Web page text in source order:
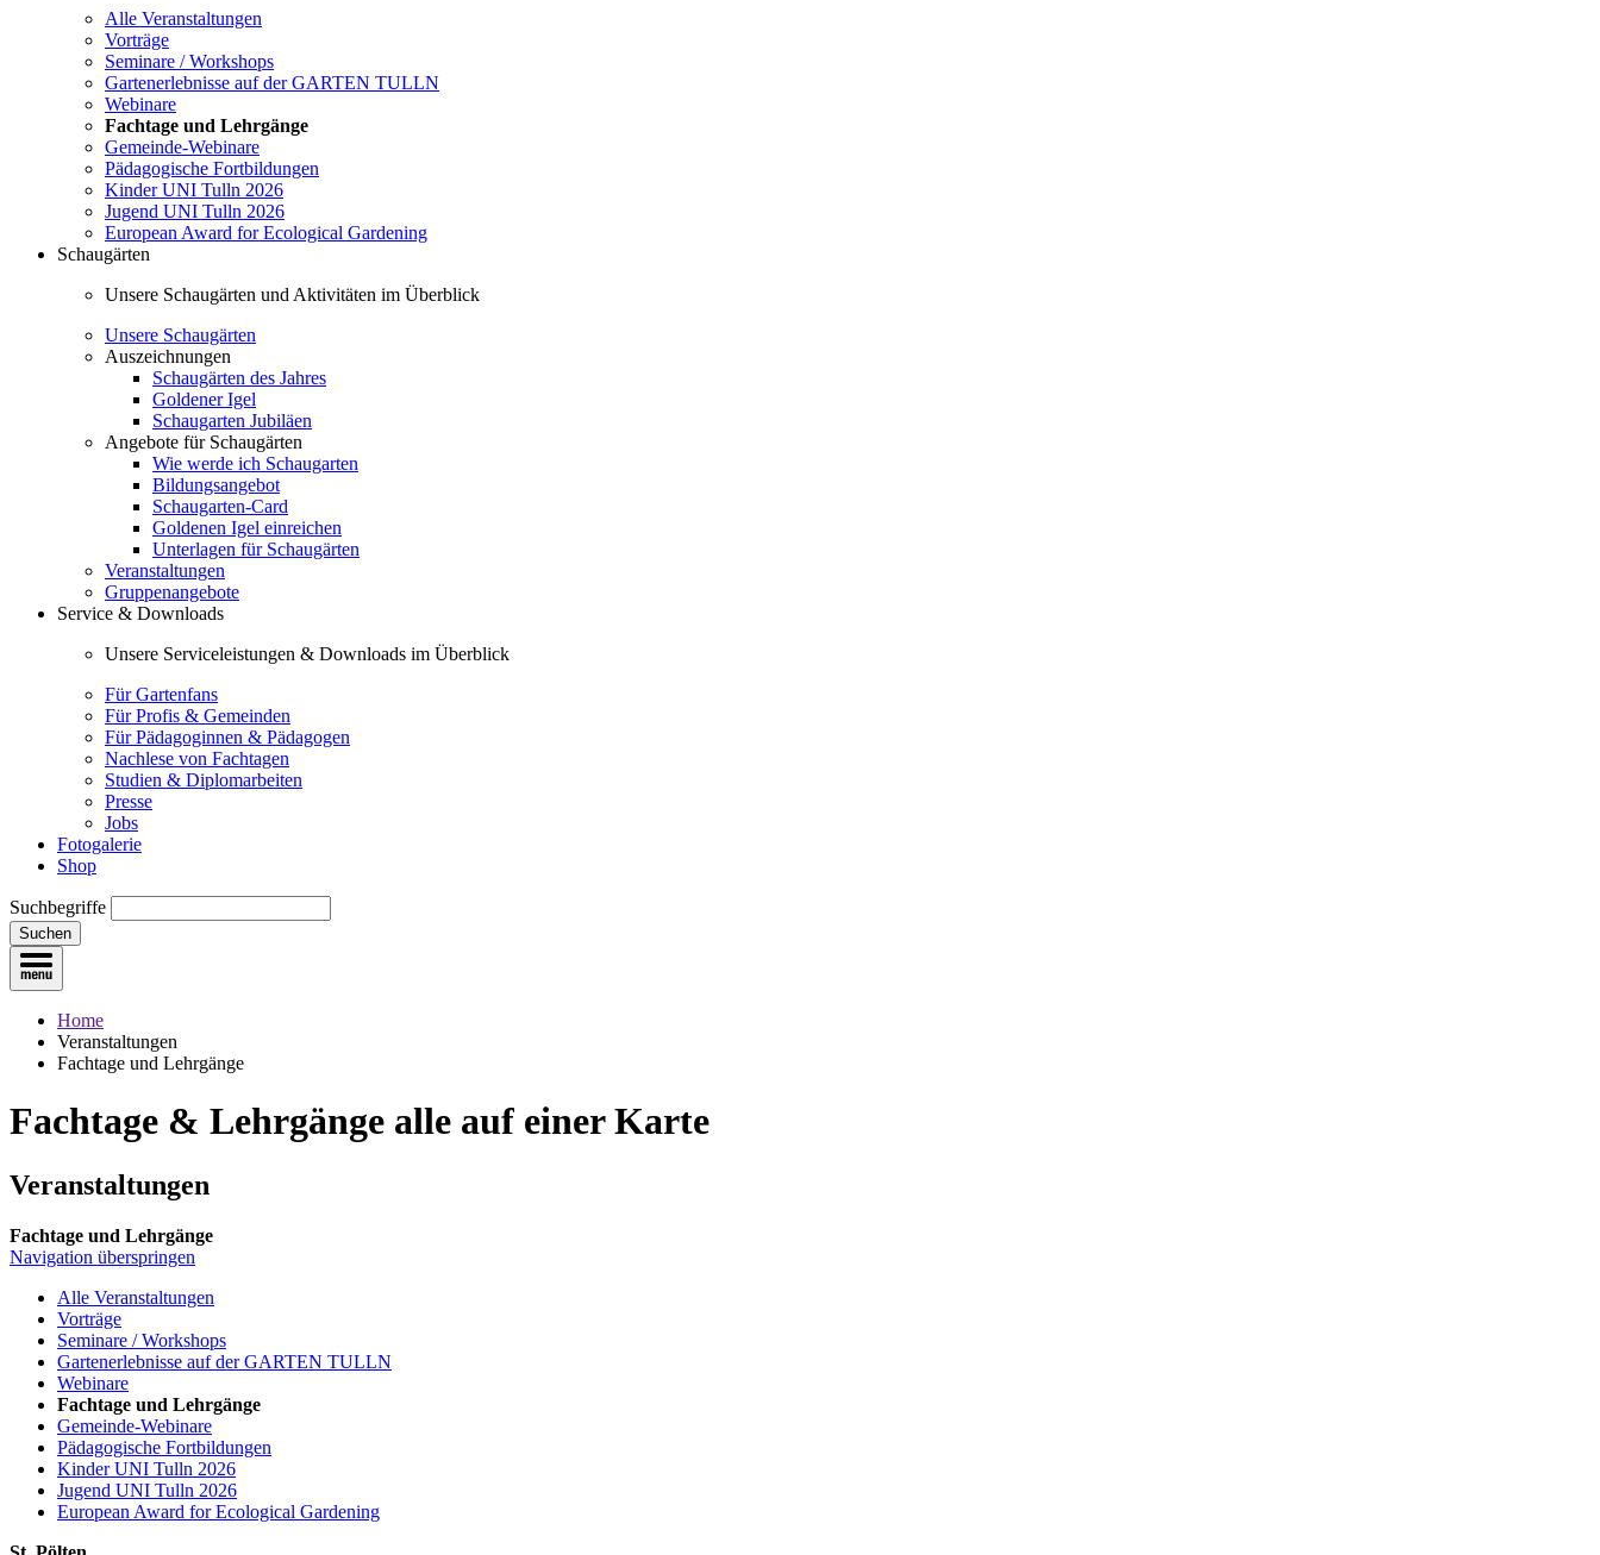
Alle Veranstaltungen
Vorträge
Seminare / Workshops
Gartenerlebnisse auf der GARTEN TULLN
Webinare
Fachtage und Lehrgänge
Gemeinde-Webinare
Pädagogische Fortbildungen
Kinder UNI Tulln 2026
Jugend UNI Tulln 2026
European Award for Ecological Gardening
Schaugärten
Unsere Schaugärten und Aktivitäten im Überblick
Unsere Schaugärten
Auszeichnungen
Schaugärten des Jahres
Goldener Igel
Schaugarten Jubiläen
Angebote für Schaugärten
Wie werde ich Schaugarten
Bildungsangebot
Schaugarten-Card
Goldenen Igel einreichen
Unterlagen für Schaugärten
Veranstaltungen
Gruppenangebote
Service & Downloads
Unsere Serviceleistungen & Downloads im Überblick
Für Gartenfans
Für Profis & Gemeinden
Für Pädagoginnen & Pädagogen
Nachlese von Fachtagen
Studien & Diplomarbeiten
Presse
Jobs
Fotogalerie
Shop
Suchbegriffe
Suchen
Home
Veranstaltungen
Fachtage und Lehrgänge
Fachtage & Lehrgänge alle auf einer Karte
Veranstaltungen
Fachtage und Lehrgänge
Navigation überspringen
Alle Veranstaltungen
Vorträge
Seminare / Workshops
Gartenerlebnisse auf der GARTEN TULLN
Webinare
Fachtage und Lehrgänge
Gemeinde-Webinare
Pädagogische Fortbildungen
Kinder UNI Tulln 2026
Jugend UNI Tulln 2026
European Award for Ecological Gardening